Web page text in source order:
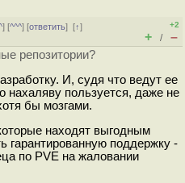
] [^^^] [ответить][↑]
+2
+ / –
репозитории?
И, судя что ведут ее
нахаляву пользуется, даже не
бы мозгами.
находят выгодным
гарантированную поддержку -
по PVE на жаловании